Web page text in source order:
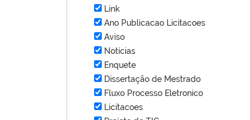
Link
Ano Publicacao Licitacoes
Aviso
Notícias
Enquete
Dissertação de Mestrado
Fluxo Processo Eletronico
Licitacoes